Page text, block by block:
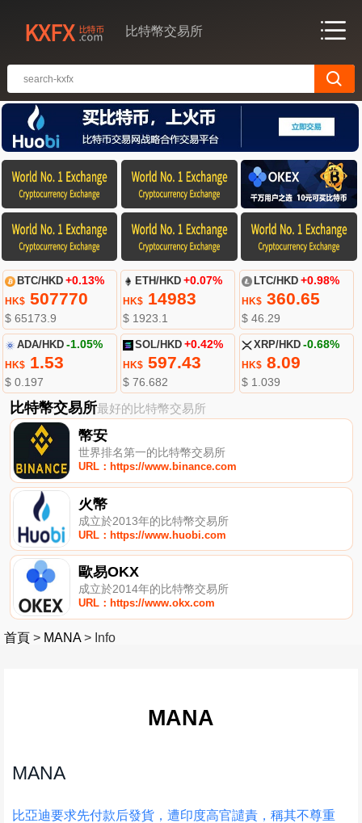
比特幣交易所
BTC/HKD +0.13%
HK$507770
$ 65173.9
ETH/HKD +0.07%
HK$ 14983
$ 1923.1
LTC/HKD +0.98%
HK$360.65
$ 46.29
ADA/HKD -1.05%
HK$1.53
$ 0.197
SOL/HKD +0.42%
HK$ 597.43
$ 76.682
XRP/HKD -0.68%
HK$8.09
$ 1.039
比特幣交易所最好的比特幣交易所
幣安
世界排名第一的比特幣交易所
URL：https://www.binance.com
火幣
成立於2013年的比特幣交易所
URL：https://www.huobi.com
歐易OKX
成立於2014年的比特幣交易所
URL：https://www.okx.com
首頁 > MANA> Info
MANA
MANA
比亞迪要求先付款后發貨，遭印度高官譴責，稱其不尊重